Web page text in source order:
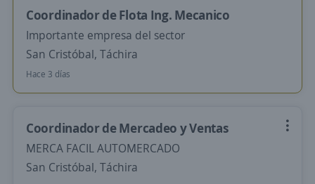
Coordinador de Flota Ing. Mecanico
Importante empresa del sector
San Cristóbal, Táchira
Hace 3 días
Coordinador de Mercadeo y Ventas
MERCA FACIL AUTOMERCADO
San Cristóbal, Táchira